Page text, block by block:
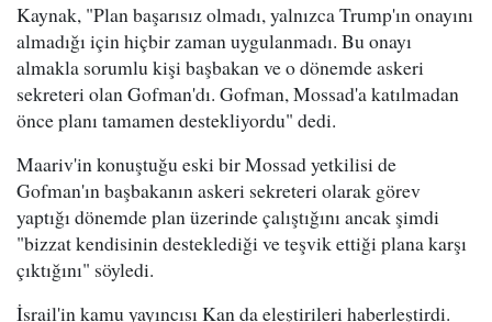
Kaynak, "Plan başarısız olmadı, yalnızca Trump'ın onayını
almadığı için hiçbir zaman uygulanmadı. Bu onayı
almakla sorumlu kişi başbakan ve o dönemde askeri
sekreteri olan Gofman'dı. Gofman, Mossad'a katılmadan
önce planı tamamen destekliyordu" dedi.
Maariv'in konuştuğu eski bir Mossad yetkilisi de
Gofman'ın başbakanın askeri sekreteri olarak görev
yaptığı dönemde plan üzerinde çalıştığını ancak şimdi
"bizzat kendisinin desteklediği ve teşvik ettiği plana karşı
çıktığını" söyledi.
İsrail'in kamu yayıncısı Kan da eleştirileri haberleştirdi.